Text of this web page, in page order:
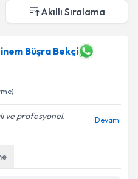
Akıllı Sıralama
Büşra Bekçi
ve profesyonel.
Devamı